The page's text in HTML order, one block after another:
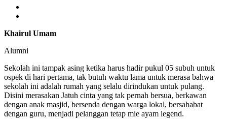
Khairul Umam
Alumni
Sekolah ini tampak asing ketika harus hadir pukul 05 subuh untuk
ospek di hari pertama, tak butuh waktu lama untuk merasa bahwa
sekolah ini adalah rumah yang selalu dirindukan untuk pulang.
Disini merasakan Jatuh cinta yang tak pernah bersua, berkawan
dengan anak masjid, bersenda dengan warga lokal, bersahabat
dengan guru, menjadi pelanggan tetap mie ayam legend.